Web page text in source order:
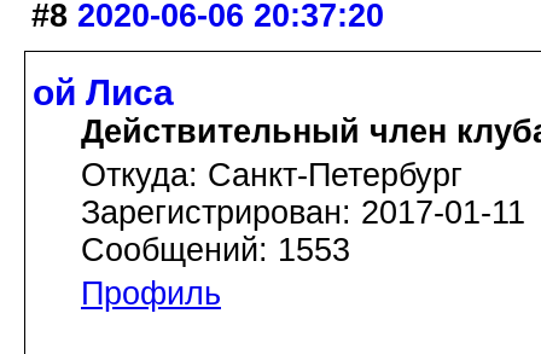
#8 2020-06-06 20:37:20
ой Лиса
Действительный член
Откуда: Санкт-Петербург
Зарегистрирован: 2017-01-11
Сообщений: 1553
Профиль